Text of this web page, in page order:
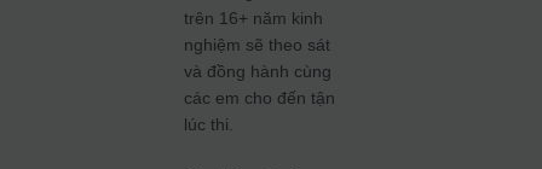
trên 16+ năm kinh
nghiệm sẽ theo sát
và đồng hành cùng
các em cho đến tận
lúc thi.